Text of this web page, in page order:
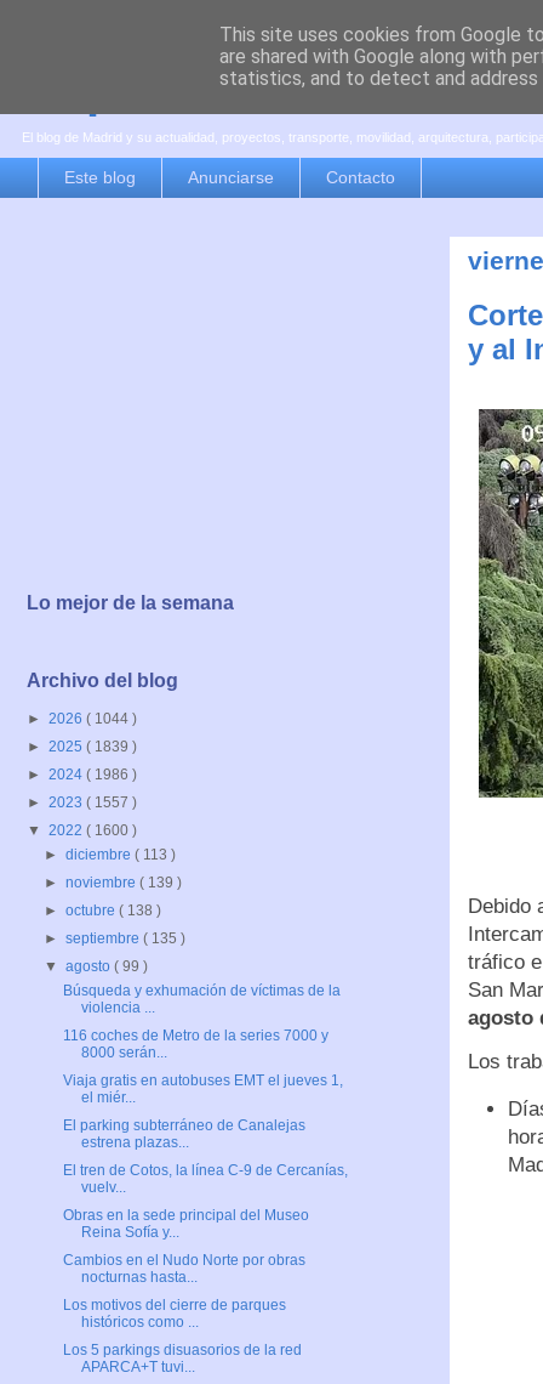
es por madrid
El blog de Madrid y su actualidad, proyectos, transporte, movilidad, arquitectura,
Este blog Anunciarse Contacto
y al
Debido
tráfico
San
agosto
Los
Lo mejor de la semana
Archivo del blog
► 2026 ( 1044 )
► 2025 ( 1839 )
► 2024 ( 1986 )
► 2023 ( 1557 )
▼ 2022 ( 1600 )
►diciembre( 113 )
►noviembre( 139 )
►octubre( 138 )
►septiembre( 135 )
▼agosto( 99 )
Búsqueda y exhumación de víctimas de la
violencia ...
116 coches de Metro de la series 7000 y
8000 serán...
Viaja gratis en autobuses EMT el jueves 1,
el miér...
El parking subterráneo de Canalejas
estrena plazas...
El tren de Cotos, la línea C-9 de Cercanías,
vuelv...
Obras en la sede principal del Museo
Reina Sofía y...
Cambios en el Nudo Norte por obras
nocturnas hasta...
Los motivos del cierre de parques
históricos como ...
Los 5 parkings disuasorios de la red
APARCA+T tuvi...
This site uses cookies from Google
are shared with Google along with
statistics, and to detect and address